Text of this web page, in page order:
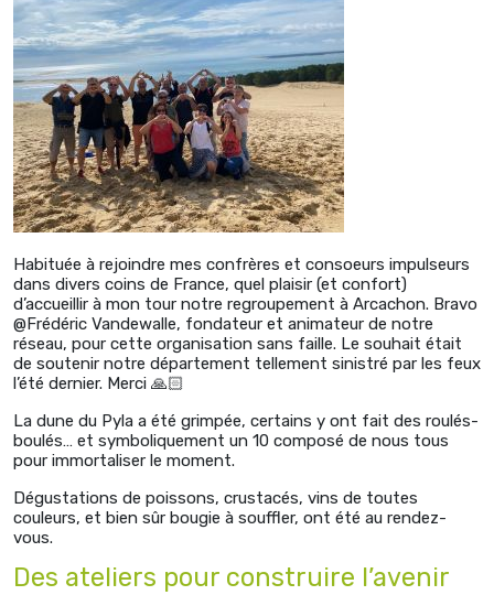
Habituée à rejoindre mes confrères et consoeurs impulseurs
dans divers coins de France, quel plaisir (et confort)
d’accueillir à mon tour notre regroupement à Arcachon. Bravo
@Frédéric Vandewalle, fondateur et animateur de notre
réseau, pour cette organisation sans faille. Le souhait était
de soutenir notre département tellement sinistré par les feux
l’été dernier. Merci 🙏🏻
La dune du Pyla a été grimpée, certains y ont fait des roulés-
boulés… et symboliquement un 10 composé de nous tous
pour immortaliser le moment.
Dégustations de poissons, crustacés, vins de toutes
couleurs, et bien sûr bougie à souffler, ont été au rendez-
vous.
Des ateliers pour construire l’avenir